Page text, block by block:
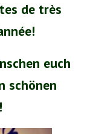
de très
euch
schönen